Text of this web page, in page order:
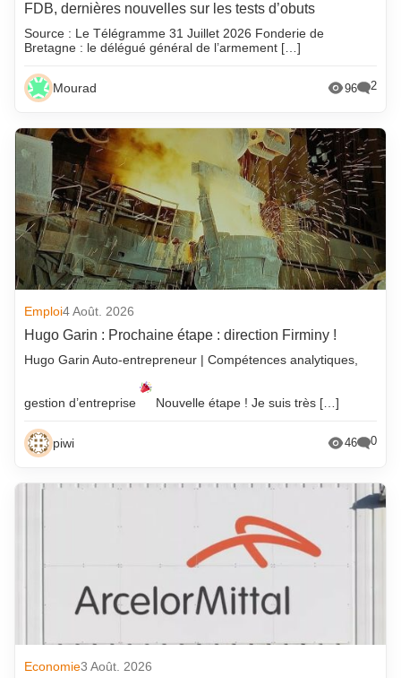
FDB, dernières nouvelles sur les tests d’obuts
Source : Le Télégramme 31 Juillet 2026 Fonderie de
Bretagne : le délégué général de l’armement […]
Mourad 96 2
Emploi4 Août. 2026
Hugo Garin : Prochaine étape : direction Firminy !
Hugo Garin Auto-entrepreneur | Compétences analytiques,
gestion d’entreprise Nouvelle étape ! Je suis très […]
piwi 46 0
Economie3 Août. 2026